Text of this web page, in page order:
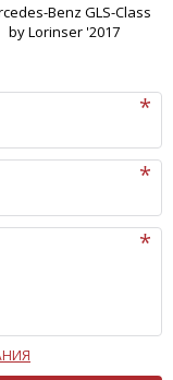
Benz GLS-Class
by Lorinser '2017
на сайте,